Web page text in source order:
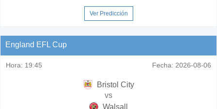
Ver Predicción
England EFL Cup
Hora: 19:45 Fecha: 2026-08-06
Bristol City
vs
Walsall